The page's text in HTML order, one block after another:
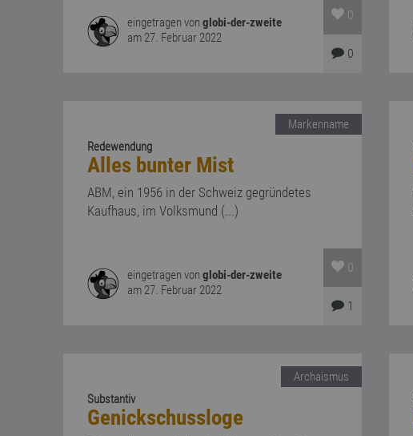
eingetragen von globi-der-zweite
am 27. Februar 2022
0
0
Markenname
Redewendung
Alles bunter Mist
ABM, ein 1956 in der Schweiz gegründetes
Kaufhaus, im Volksmund (...)
eingetragen von globi-der-zweite
am 27. Februar 2022
0
1
Archaismus
Substantiv
Genickschussloge